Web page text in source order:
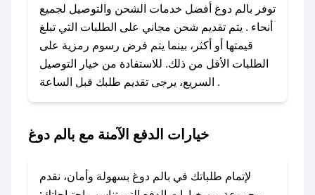
تواصل معنا عبر تويتر أو البريد الإلكتروني لإضافته
بسرعة.
### كيفية استخدام كود خصم بالم دوغ؟
1. انسخ كود الخصم من تطبيق صحصح.
2. الصقه في خانة الدفع عند التسوق من بالم دوغ.
### ماذا أفعل إذا لم يعمل كود الخصم؟
الرسائل الخاصة على تويتر أو البريد الإلكتروني،
توفر بالم دوغ أفضل خدمات الشحن والتوصيل لجميع
أنحاء . يتم تقديم شحن مجاني على الطلبات التي تبلغ
قيمتها أو أكثر، بينما يتم فرض رسوم رمزية على
الطلبات الأقل من ذلك. للاستفادة من خيار التوصيل
السريع، يرجى تقديم طلبك قبل الساعة .
خيارات الدفع الآمنة مع بالم دوغ
لإتمام طلباتك في بالم دوغ بسهولة وأمان، نقدم